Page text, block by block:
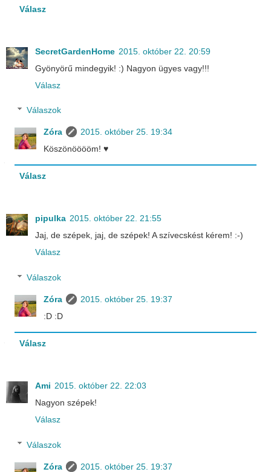
Válasz
SecretGardenHome 2015. október 22. 20:59
Gyönyörű mindegyik! :) Nagyon ügyes vagy!!!
Válasz
Válaszok
Zóra
2015. október 25. 19:34
Köszönööööm! ♥
Válasz
pipulka 2015. október 22. 21:55
Jaj, de szépek, jaj, de szépek! A szívecskést kérem! :-)
Válasz
Válaszok
Zóra
2015. október 25. 19:37
:D :D
Válasz
Ami 2015. október 22. 22:03
Nagyon szépek!
Válasz
Válaszok
Zóra
2015. október 25. 19:37